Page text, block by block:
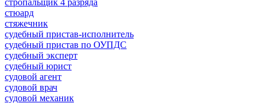
стюард
стяжечник
судебный пристав-исполнитель
судебный пристав по ОУПДС
судебный эксперт
судебный юрист
судовой агент
судовой врач
судовой механик